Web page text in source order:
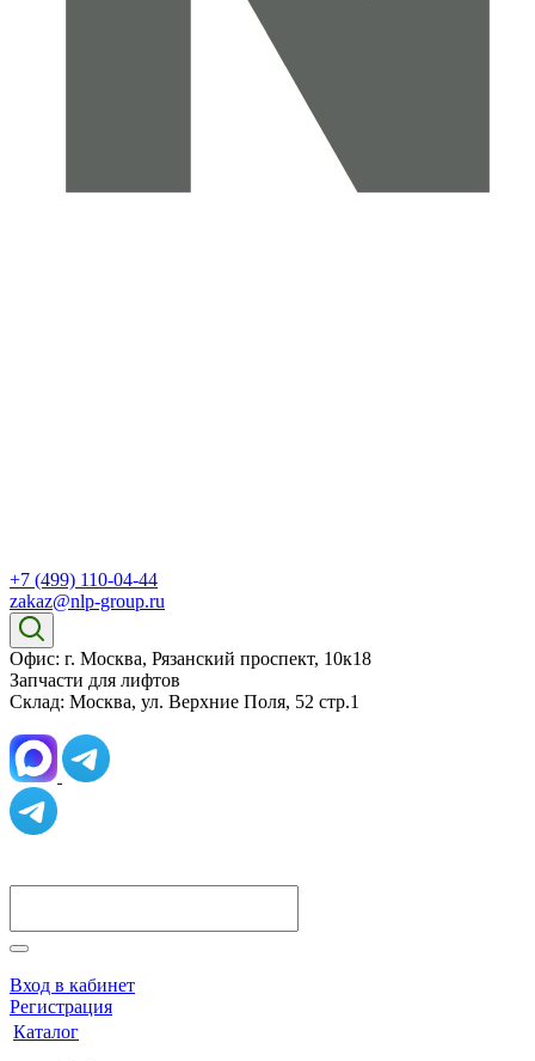
+7 (499) 110-04-44
zakaz@nlp-group.ru
Офис: г. Москва, Рязанский проспект, 10к18
Запчасти для лифтов
Склад: Москва, ул. Верхние Поля, 52 стр.1
Вход в кабинет
Регистрация
Каталог